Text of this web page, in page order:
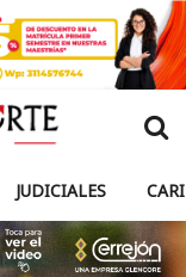
JUDICIALES